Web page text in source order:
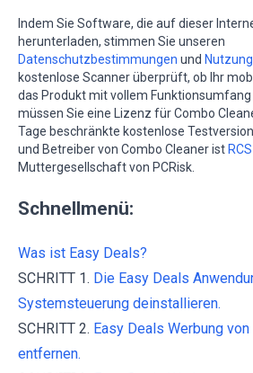
Indem Sie Software, die auf dieser
herunterladen, stimmen Sie unseren
Datenschutzbestimmungen und
kostenlose Scanner überprüft, ob Ihr
das Produkt mit vollem
müssen Sie eine Lizenz für Combo
Tage beschränkte kostenlose
und Betreiber von Combo Cleaner ist
Muttergesellschaft von PCRisk.
Schnellmenü:
Was ist Easy Deals?
SCHRITT 1. Die Easy Deals
Systemsteuerung deinstallieren.
SCHRITT 2. Easy Deals Werbung
entfernen.